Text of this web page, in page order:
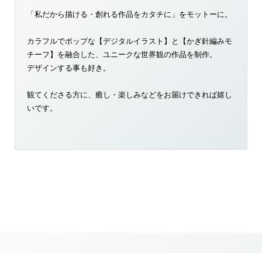
「私だから描ける・創れる作品をカタチに」をモットーに。
カラフルでポップな【デジタルイラスト】と【かぎ針編みモ
チーフ】を融合した、ユニークな世界観の作品を制作。
デザインする事も好き。
観てくださる方に、癒し・楽しみなどをお届けできれば嬉し
いです。